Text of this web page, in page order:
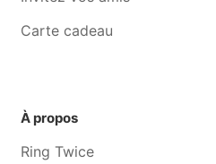
Carte cadeau
À propos
Ring Twice